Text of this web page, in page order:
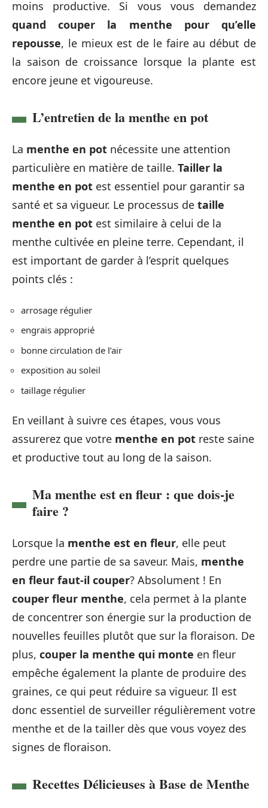
moins productive. Si vous vous demandez
quand couper la menthe pour qu’elle
repousse, le mieux est de le faire au début de
la saison de croissance lorsque la plante est
encore jeune et vigoureuse.
L’entretien de la menthe en pot
La menthe en pot nécessite une attention
particulière en matière de taille. Tailler la
menthe en pot est essentiel pour garantir sa
santé et sa vigueur. Le processus de taille
menthe en pot est similaire à celui de la
menthe cultivée en pleine terre. Cependant, il
est important de garder à l’esprit quelques
points clés :
arrosage régulier
engrais approprié
bonne circulation de l’air
exposition au soleil
taillage régulier
En veillant à suivre ces étapes, vous vous
assurerez que votre menthe en pot reste saine
et productive tout au long de la saison.
Ma menthe est en fleur : que dois-je
faire ?
Lorsque la menthe est en fleur, elle peut
perdre une partie de sa saveur. Mais, menthe
en fleur faut-il couper? Absolument ! En
couper fleur menthe, cela permet à la plante
de concentrer son énergie sur la production de
nouvelles feuilles plutôt que sur la floraison. De
plus, couper la menthe qui monte en fleur
empêche également la plante de produire des
graines, ce qui peut réduire sa vigueur. Il est
donc essentiel de surveiller régulièrement votre
menthe et de la tailler dès que vous voyez des
signes de floraison.
Recettes Délicieuses à Base de Menthe